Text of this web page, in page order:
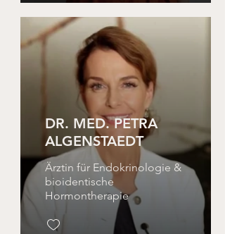
DR. MED. PETRA
ALGENSTAEDT
Ärztin für Endokrinologie &
bioidentische
Hormontherapie